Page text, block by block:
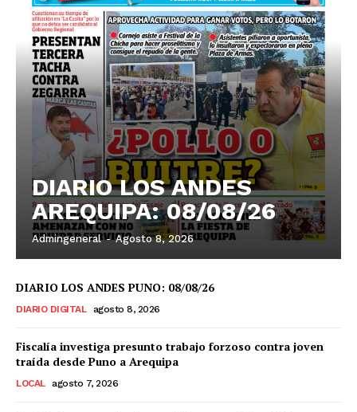
DIARIO LOS ANDES
AREQUIPA: 08/08/26
Admingeneral - Agosto 8, 2026
DIARIO LOS ANDES PUNO: 08/08/26
DIARIO DIGITAL agosto 8, 2026
Fiscalía investiga presunto trabajo forzoso contra joven
traída desde Puno a Arequipa
LOCAL agosto 7, 2026